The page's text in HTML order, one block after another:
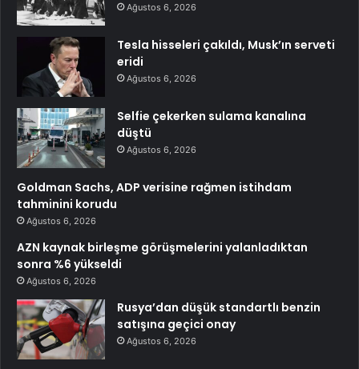
Ağustos 6, 2026
Tesla hisseleri çakıldı, Musk’ın serveti
eridi
Ağustos 6, 2026
Selfie çekerken sulama kanalına
düştü
Ağustos 6, 2026
Goldman Sachs, ADP verisine rağmen istihdam
tahminini korudu
Ağustos 6, 2026
AZN kaynak birleşme görüşmelerini yalanladıktan
sonra %6 yükseldi
Ağustos 6, 2026
Rusya’dan düşük standartlı benzin
satışına geçici onay
Ağustos 6, 2026